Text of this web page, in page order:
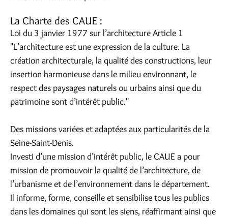
La Charte des CAUE :
Loi du 3 janvier 1977 sur l’architecture Article 1
"L’architecture est une expression de la culture. La
création architecturale, la qualité des constructions, leur
insertion harmonieuse dans le milieu environnant, le
respect des paysages naturels ou urbains ainsi que du
patrimoine sont d’intérêt public."
Des missions variées et adaptées aux particularités de la
Seine-Saint-Denis.
Investi d’une mission d’intérêt public, le CAUE a pour
mission de promouvoir la qualité de l’architecture, de
l’urbanisme et de l’environnement dans le département.
Il informe, forme, conseille et sensibilise tous les publics
dans les domaines qui sont les siens, réaffirmant ainsi que